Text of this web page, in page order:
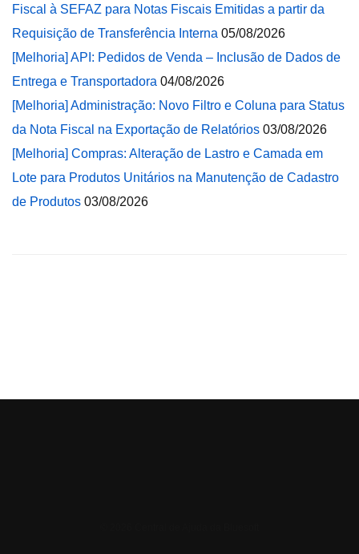
Fiscal à SEFAZ para Notas Fiscais Emitidas a partir da
Requisição de Transferência Interna 05/08/2026
[Melhoria] API: Pedidos de Venda – Inclusão de Dados de
Entrega e Transportadora 04/08/2026
[Melhoria] Administração: Novo Filtro e Coluna para Status
da Nota Fiscal na Exportação de Relatórios 03/08/2026
[Melhoria] Compras: Alteração de Lastro e Camada em
Lote para Produtos Unitários na Manutenção de Cadastro
de Produtos 03/08/2026